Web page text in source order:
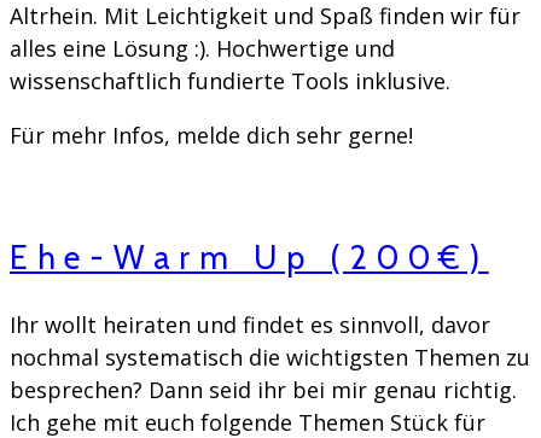
Altrhein. Mit Leichtigkeit und Spaß finden wir für
alles eine Lösung :). Hochwertige und
wissenschaftlich fundierte Tools inklusive.
Für mehr Infos, melde dich sehr gerne!
Ehe-Warm Up (200€)
Ihr wollt heiraten und findet es sinnvoll, davor
nochmal systematisch die wichtigsten Themen zu
besprechen? Dann seid ihr bei mir genau richtig.
Ich gehe mit euch folgende Themen Stück für